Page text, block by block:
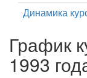
Динамика
График
1993